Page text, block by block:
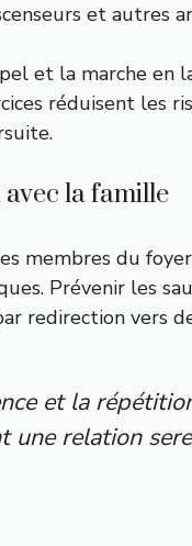
et autres
et la marche en
réduisent les
la famille
membres du
Prévenir les
redirection vers
et la
une relation